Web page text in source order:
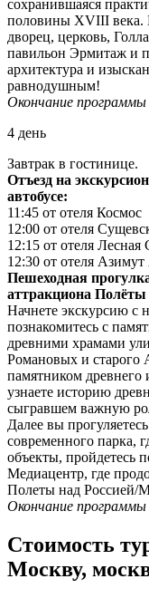
сохранившаяся
половины XVIII века.
дворец, церковь,
павильон Эрмитаж и
архитектура и
равнодушным!
Окончание программы
4 день
Завтрак в гостинице.
Отъезд на
автобусе:
11:45 от отеля Космос
12:00 от отеля
12:15 от отеля Лесная
12:30 от отеля Азимут
Пешеходная
аттракциона
Начнете экскурсию с
познакомитесь с
древними храмами
Романовых и старого
памятником древнего
узнаете историю
сыгравшем важную
Далее вы
современного парка,
объекты, пройдетесь
Медиацентр, где
Полеты над Россией/
Окончание программы
Стоимость
Москву,